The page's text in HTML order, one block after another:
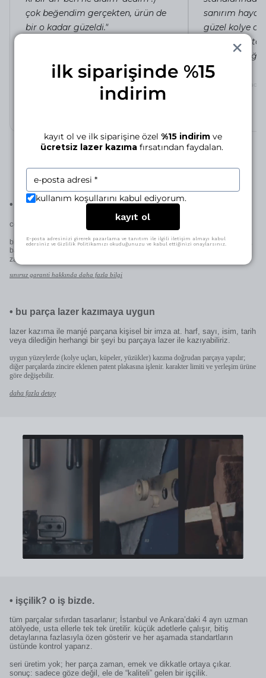
çok beğendim gerçekten, ürün de
bir o kadar güzeldi."
sanırım
güzel kolye
pakete, toz
özen verildiği
irem c.
silhouette of a lady
• bu parçanın bakımını nasıl yaparım?
cevap basit:
biz hallederiz. tüm parçalarımız, ömür boyu sınırsız garantimiz altında. tamir,
bakım, renk değişimi, yeniden kaplama veya ölçü gibi işlemler için her
zaman buradayız.
sınırsız garanti hakkında daha fazla bilgi
• bu parça lazer kazımaya uygun
lazer kazıma ile manjé parçana kişisel bir imza at. harf, sayı, isim, tarih
veya dilediğin herhangi bir şeyi bu parçaya lazer ile kazıyabiliriz.
uygun yüzeylerde (kolye uçları, küpeler, yüzükler) kazıma doğrudan parçaya yapılır;
diğer parçalarda zincire eklenen patent plakasına işlenir. karakter limiti ve yerleşim ürüne
göre değişebilir.
daha fazla detay
• işçilik? o iş bizde.
tüm parçalar sıfırdan tasarlanır; İstanbul ve Ankara’daki 4 ayrı uzman
atölyede, usta ellerle tek tek üretilir. küçük adetlerle çalışır, bitiş
detaylarına fazlasıyla özen gösterir ve her aşamada standartların
üstünde kontrol yaparız.
seri üretim yok; her parça zaman, emek ve dikkatle ortaya çıkar.
sonuç: sadece göze değil, ele de “kaliteli” gelen bir işçilik.
ilk siparişinde %15
indirim
kayıt ol ve ilk siparişine özel %15 indirim ve
ücretsiz lazer kazıma fırsatından faydalan.
kullanım koşullarını kabul ediyorum.
kayıt ol
E-posta adresinizi girerek pazarlama ve tanıtım ile ilgili iletişim almayı kabul
edersiniz ve Gizlilik Politikamızı okuduğunuzu ve kabul ettiğinizi onaylarsınız.